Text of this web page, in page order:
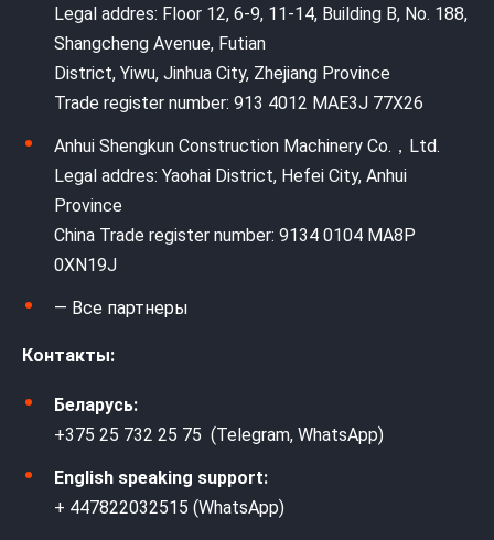
Legal addres: Floor 12, 6-9, 11-14, Building B, No. 188,
Shangcheng Avenue, Futian
District, Yiwu, Jinhua City, Zhejiang Province
Trade register number: 913 4012 MAE3J 77X26
Anhui Shengkun Construction Machinery Co.，Ltd.
Legal addres: Yaohai District, Hefei City, Anhui
Province
China Trade register number: 9134 0104 MA8P
0XN19J
— Все партнеры
Контакты:
Беларусь:
+375 25 732 25 75 (Telegram, WhatsApp)
English speaking support:
+ 447822032515 (WhatsApp)